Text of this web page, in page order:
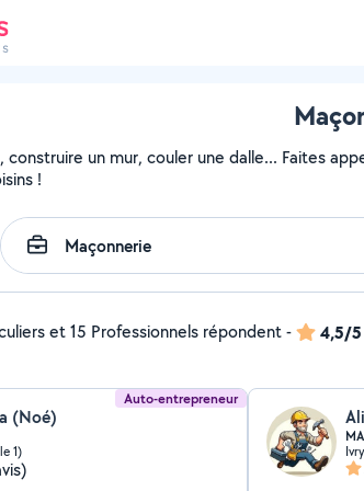
construire un mur, couler une dalle... Faites
!
et 15 Professionnels répondent- 4,5/5
Auto-entrepreneur
(Noé)
1)